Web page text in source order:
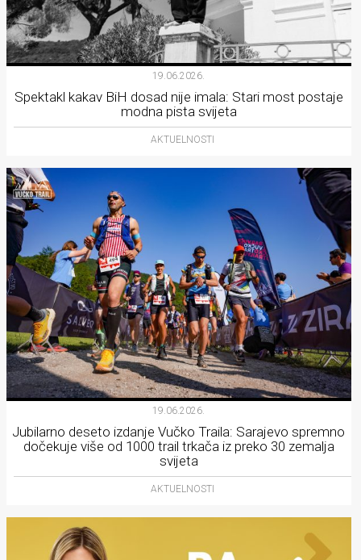
19.06.2026.
Spektakl kakav BiH dosad nije imala: Stari most postaje
modna pista svijeta
AKTUELNOSTI
19.06.2026.
Jubilarno deseto izdanje Vučko Traila: Sarajevo spremno
dočekuje više od 1000 trail trkača iz preko 30 zemalja
svijeta
AKTUELNOSTI